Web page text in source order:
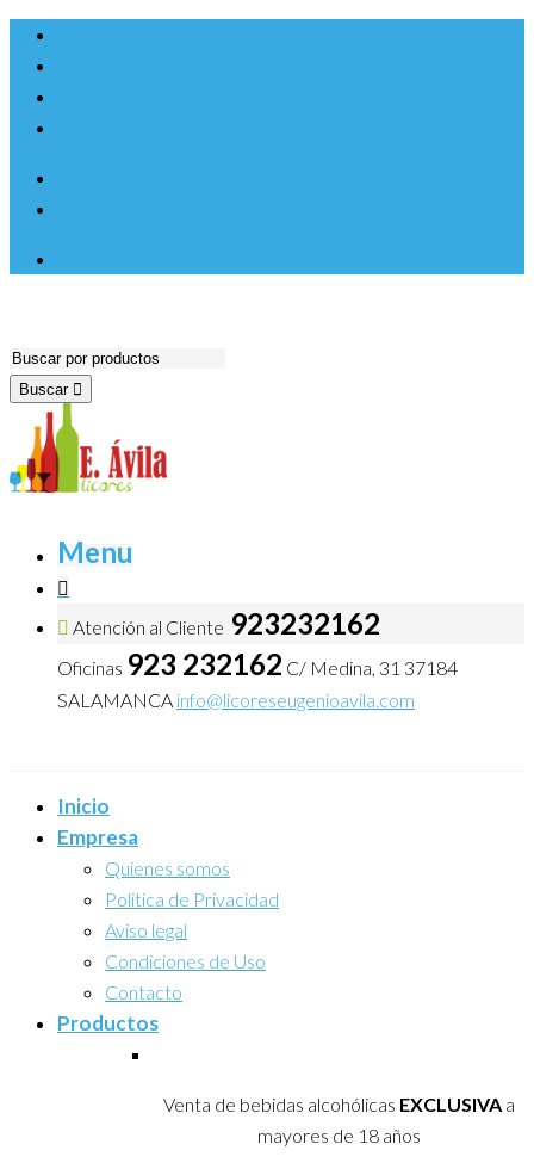
contenido
Buscar
Menu
Atención al Cliente 923232162
Oficinas 923 232162 C/ Medina, 31 37184
SALAMANCA info@licoreseugenioavila.com
Inicio
Empresa
Quienes somos
Politica de Privacidad
Aviso legal
Condiciones de Uso
Contacto
Productos
Venta de bebidas alcohólicas EXCLUSIVAa
mayores de 18 años